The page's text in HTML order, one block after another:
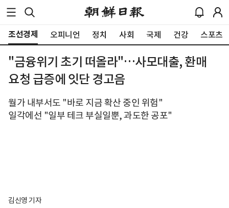
조선경제 오피니언 정치 사회 국제 건강 스포츠
"금융위기 초기 떠올라"…사모대출, 환매
요청 급증에 잇단 경고음
월가 내부서도 "바로 지금 확산 중인 위험"
일각에선 "일부 테크 부실일뿐, 과도한 공포"
김신영 기자